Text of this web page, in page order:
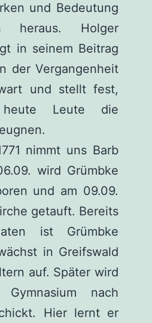
und Bedeutung
heraus. Holger
in seinem Beitrag
der Vergangenheit
und stellt fest,
Leute die
nimmt uns Barb
wird Grümbke
und am 09.09.
getauft. Bereits
ist Grümbke
in Greifswald
auf. Später wird
nach
Hier lernt er